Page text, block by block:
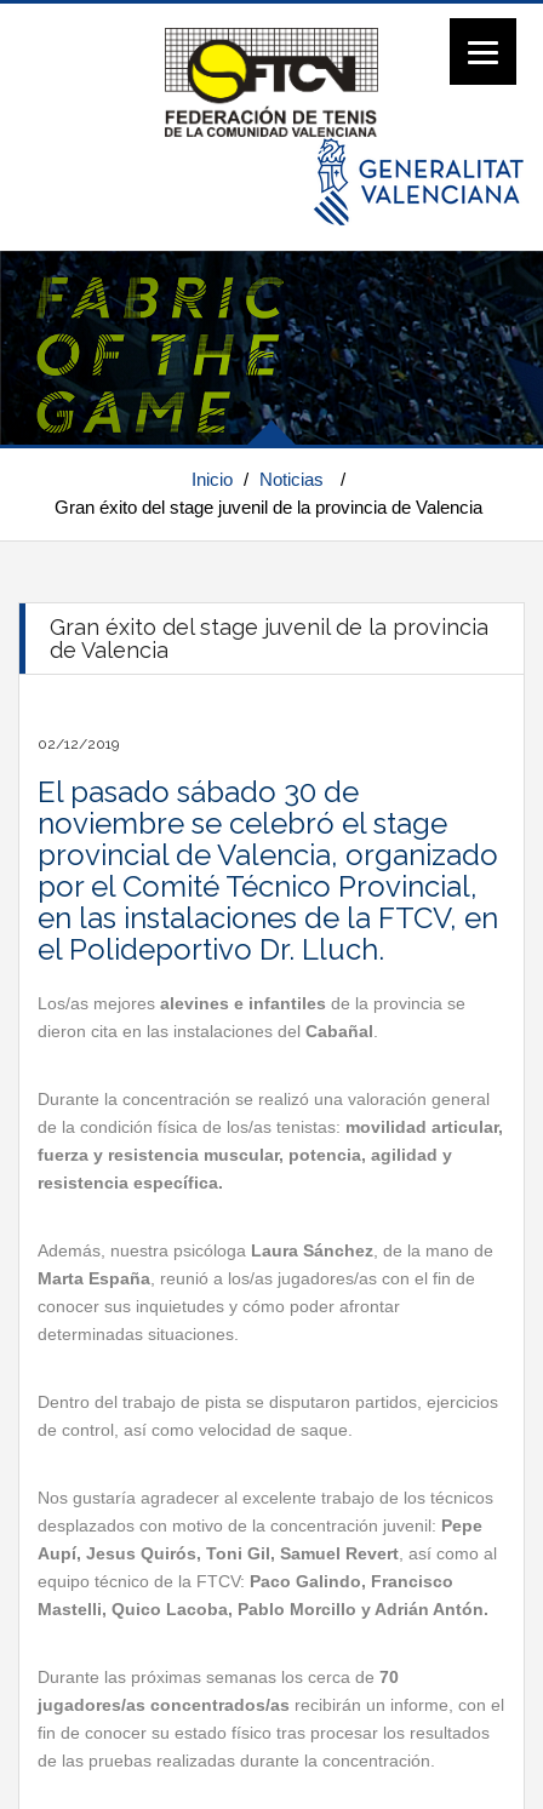
Inicio / Noticias
/
Gran éxito del stage juvenil de la provincia de Valencia
Gran éxito del stage juvenil de la provincia
de Valencia
02/12/2019
El pasado sábado 30 de
noviembre se celebró el stage
provincial de Valencia, organizado
por el Comité Técnico Provincial,
en las instalaciones de la FTCV, en
el Polideportivo Dr. Lluch.
Los/as mejores alevines e infantiles de la provincia se
dieron cita en las instalaciones del Cabañal
Durante la concentración se realizó una valoración general
de la condición física de los/as tenistas: movilidad articular,
fuerza y resistencia muscular, potencia, agilidad y
resistencia específica.
Además, nuestra psicóloga Laura Sánchez , de la mano de
Marta España , reunió a los/as jugadores/as con el fin de
conocer sus inquietudes y cómo poder afrontar
determinadas situaciones.
Dentro del trabajo de pista se disputaron partidos, ejercicios
de control, así como velocidad de saque.
Nos gustaría agradecer al excelente trabajo de los técnicos
desplazados con motivo de la concentración juvenil: Pepe
Aupí, Jesus Quirós, Toni Gil, Samuel Revert , así como al
equipo técnico de la FTCV: Paco Galindo, Francisco
Mastelli, Quico Lacoba, Pablo Morcillo y Adrián Antón.
Durante las próximas semanas los cerca de 70
jugadores/as concentrados/as recibirán un informe, con el
fin de conocer su estado físico tras procesar los resultados
de las pruebas realizadas durante la concentración.